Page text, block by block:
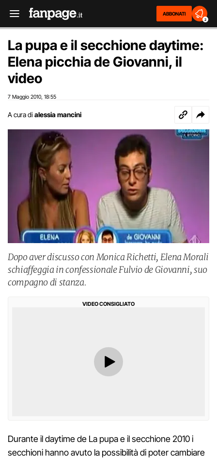
ABBONATI
2
La pupa e il secchione daytime:
Elena picchia de Giovanni, il
video
7 Maggio 2010 18:55
A cura di alessia mancini
Dopo aver discusso con Monica Richetti, Elena Morali
schiaffeggia in confessionale Fulvio de Giovanni, suo
compagno di stanza.
VIDEO CONSIGLIATO
Durante il daytime de La pupa e il secchione 2010 i
secchioni hanno avuto la possibilità di poter cambiare